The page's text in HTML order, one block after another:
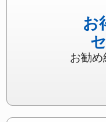
お
お勧